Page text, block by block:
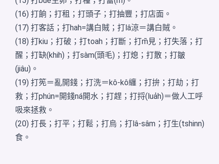
(16) 打餉；打租；打頭子；打抽豐；打店面。
(17) 打客話；打hah=講白賊；打lâ涼＝講白賊。
(18) 打kiu；打破；打toah；打斷；打m̄見；打失落；打
醒；打缺(khih)；打sàm(頭毛)；打熄；打散；打皺
(jiâu)。
(19) 打筅＝亂開錢；打洗＝kô-kô纏；打拚；打劫；打
救；打phún=開錢ná開水；打趕；打捋(lua̍h)＝做人工呼
吸來拯救。
(20) 打長；打平；打鬆；打烏；打lâ-sâm；打生(tshinn)
食。